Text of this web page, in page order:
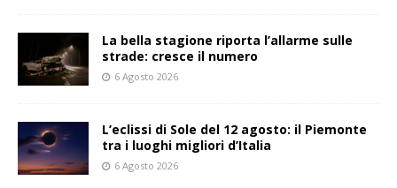
La bella stagione riporta l’allarme sulle
strade: cresce il numero
6 Agosto 2026
L’eclissi di Sole del 12 agosto: il Piemonte
tra i luoghi migliori d’Italia
6 Agosto 2026